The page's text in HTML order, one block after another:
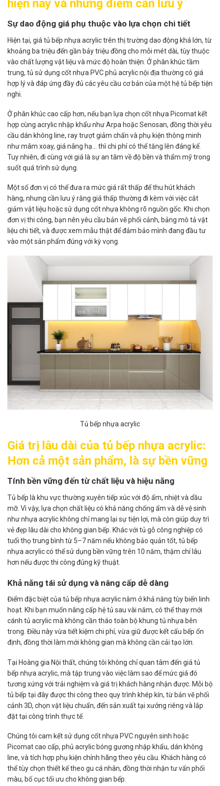
hiện nay và những điểm cần lưu ý
Sự dao động giá phụ thuộc vào lựa chọn chi tiết
Hiện tại, giá tủ bếp nhựa acrylic trên thị trường dao động khá lớn, từ
khoảng ba triệu đến gần bảy triệu đồng cho mỗi mét dài, tùy thuộc
vào chất lượng vật liệu và mức độ hoàn thiện. Ở phân khúc tầm
trung, tủ sử dụng cốt nhựa PVC phủ acrylic nội địa thường có giá
hợp lý và đáp ứng đầy đủ các yêu cầu cơ bản của một hệ tủ bếp tiện
nghi.
Ở phân khúc cao cấp hơn, nếu bạn lựa chọn cốt nhựa Picomat kết
hợp cùng acrylic nhập khẩu như Arpa hoặc Senosan, đồng thời yêu
cầu dán không line, ray trượt giảm chấn và phụ kiện thông minh
như mâm xoay, giá nâng hạ… thì chi phí có thể tăng lên đáng kể.
Tuy nhiên, đi cùng với giá là sự an tâm về độ bền và thẩm mỹ trong
suốt quá trình sử dụng.
Một số đơn vị có thể đưa ra mức giá rất thấp để thu hút khách
hàng, nhưng cần lưu ý rằng giá thấp thường đi kèm với việc cắt
giảm vật liệu hoặc sử dụng cốt nhựa không rõ nguồn gốc. Khi chọn
đơn vị thi công, bạn nên yêu cầu bản vẽ phối cảnh, bảng mô tả vật
liệu chi tiết, và được xem mẫu thật để đảm bảo mình đang đầu tư
vào một sản phẩm đúng với kỳ vọng.
Tủ bếp nhựa acrylic
Giá trị lâu dài của tủ bếp nhựa acrylic:
Hơn cả một sản phẩm, là sự bền vững
Tính bền vững đến từ chất liệu và hiệu năng
Tủ bếp là khu vực thường xuyên tiếp xúc với độ ẩm, nhiệt và dầu
mỡ. Vì vậy, lựa chọn chất liệu có khả năng chống ẩm và dễ vệ sinh
như nhựa acrylic không chỉ mang lại sự tiện lợi, mà còn giúp duy trì
vẻ đẹp lâu dài cho không gian bếp. Khác với tủ gỗ công nghiệp có
tuổi thọ trung bình từ 5–7 năm nếu không bảo quản tốt, tủ bếp
nhựa acrylic có thể sử dụng bền vững trên 10 năm, thậm chí lâu
hơn nếu được thi công đúng kỹ thuật.
Khả năng tái sử dụng và nâng cấp dễ dàng
Điểm đặc biệt của tủ bếp nhựa acrylic nằm ở khả năng tùy biến linh
hoạt. Khi bạn muốn nâng cấp hệ tủ sau vài năm, có thể thay mới
cánh tủ acrylic mà không cần tháo toàn bộ khung tủ nhựa bên
trong. Điều này vừa tiết kiệm chi phí, vừa giữ được kết cấu bếp ổn
định, đồng thời làm mới không gian mà không cần cải tạo lớn.
Tại Hoàng gia Nội thất, chúng tôi không chỉ quan tâm đến giá tủ
bếp nhựa acrylic, mà tập trung vào việc làm sao để mức giá đó
tương xứng với trải nghiệm và giá trị khách hàng nhận được. Mỗi bộ
tủ bếp tại đây được thi công theo quy trình khép kín, từ bản vẽ phối
cảnh 3D, chọn vật liệu chuẩn, đến sản xuất tại xưởng riêng và lắp
đặt tại công trình thực tế.
Chúng tôi cam kết sử dụng cốt nhựa PVC nguyên sinh hoặc
Picomat cao cấp, phủ acrylic bóng gương nhập khẩu, dán không
line, và tích hợp phụ kiện chính hãng theo yêu cầu. Khách hàng có
thể tùy chọn thiết kế theo gu cá nhân, đồng thời nhận tư vấn phối
màu, bố cục tối ưu cho không gian bếp.